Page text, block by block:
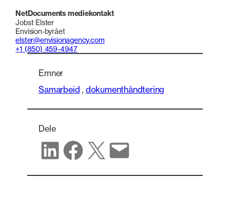
NetDocuments mediekontakt
Jobst Elster
Envision-byrået
elster@envisionagency.com
+1 (850) 459-4947
Emner
Samarbeid , dokumenthåndtering
Dele
Del på LinkedIn
Del på Facebook
Del på X Del via e-post